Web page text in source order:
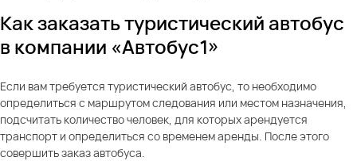
Как заказать туристический автобус
в компании «Автобус1»
Если вам требуется туристический автобус, то необходимо
определиться с маршрутом следования или местом назначения,
подсчитать количество человек, для которых арендуется
транспорт и определиться со временем аренды. После этого
совершить заказ автобуса.